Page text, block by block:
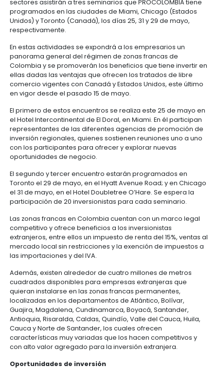
y
derivados
Forestal
Frutas
y
verduras
Hidrógeno
verde
ciencias
Cosméticos
y
cuidado
Farmacéutica
Infraestructura
Agua
y
saneamiento
social
Manufacturas
Manufacturas
Aeronáutica
Astilleros
Automotriz
Materiales
de
construcción
Tecnología
y
creatividad
y
creatividad
Audiovisual
Centros
de
compartidos
Data
centers
Outsourcing
de
servicios
-
BPO
sectores
Otros
sectores
Agroquímicos
Infraestructura
en
turismo
Logística
Moda
y
textiles
corporativo
3.
Cumplimiento
y
gobierno
corporativo
4.
Derecho
laboral
y
5.
Relaciones
con
el
estado
6.
Propiedad
intelectual
7.
Impuestos,
aduanas
y
oportunidades
Inversionista
Empresario
colombiano
servicios
Recursos
de
información
Mapa
proyectos
por
región
Oportunidades
de
Inversión
Regional
otorgan para el desarrollo de sus proyectos en
explorarán con diferentes agencias de inversión
nuevas oportunidades de negocios.
Bogotá. Con el objetivo de conocer los beneficios y
oportunidades que las zonas francas y regiones
ofrecen para la instalación de empresas
país, cerca de 60 inversionistas norteamericanos
sectores asistirán a tres seminarios que
programados en las ciudades de Miami, Chicago
Unidos) y Toronto (Canadá), los días 25, 31 y 29 de
respectivamente.
En estas actividades se expondrá a los
Colombia y se promoverán los beneficios que
ellas dadas las ventajas que ofrecen los tratados
comercio vigentes con Canadá y Estados Unidos,
en vigor desde el pasado 15 de mayo.
El primero de estos encuentros se realiza este 25
el Hotel Intercontinental de El Doral, en Miami. En él
representantes de las diferentes agencias de
inversión regionales, quienes sostienen reuniones
con los participantes para ofrecer y explorar
oportunidades de negocio.
El segundo y tercer encuentro estarán
Toronto el 29 de mayo, en el Hyatt Avenue Road; y
el 31 de mayo, en el Hotel Doubletree O’Hare. Se
participación de 20 inversionistas para cada